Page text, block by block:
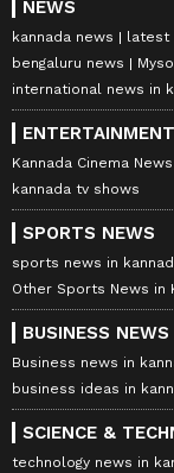
NEWS
kannada news latest
bengaluru news
international news in
Kannada Cinema News
kannada tv shows
SPORTS NEWS
sports news in
Other Sports News in
BUSINESS NEWS
Business news in
business ideas in
SCIENCE &
technology news in